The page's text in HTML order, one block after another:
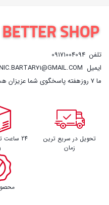
تلفن 09171004094
ایمیل
ما 7 روزهفته پاسخگوی شما عزیزان هستیم
تحویل در سریع ترین
زمان
24